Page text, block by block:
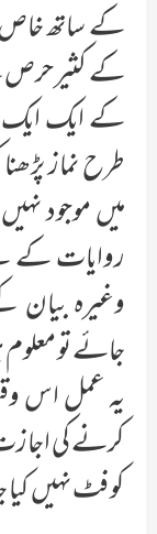
کے ساتھ خاص
کے کثیر حرص
کے ایک ایک
طرح نماز
میں موجود
روایات کے
وغیرہ بیان
جائے تو معلوم
یہ عمل اس
کرنے کی
کو فٹ نہیں